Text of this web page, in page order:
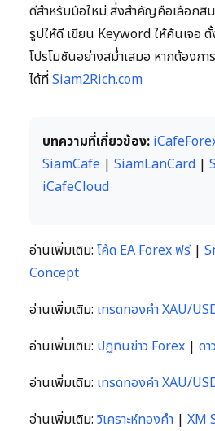
ดีสำหรับมือใหม่ สิ่งสำคัญคือเลือกสิ
รูปให้ดี เขียน Keyword ให้ค้นเจอ ตั้
โปรโมชันอย่างสม่ำเสมอ หากต้องก
ได้ที่Siam2Rich.com
บทความที่เกี่ยวข้อง:
SiamCafe | SiamLanCard |
iCafeCloud
อ่านเพิ่มเติม: โค้ด EA Forex ฟรี|
Concept
อ่านเพิ่มเติม: เทรดทองคำ XAU/
อ่านเพิ่มเติม: ปฏิทินข่าว Forex | ด
อ่านเพิ่มเติม: เทรดทองคำ XAU/
อ่านเพิ่มเติม: วิเคราะห์ทองคำ | XM